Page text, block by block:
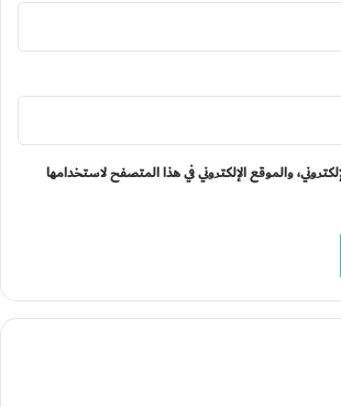
والموقع الإلكتروني في هذا المتصفح لاستخدامها